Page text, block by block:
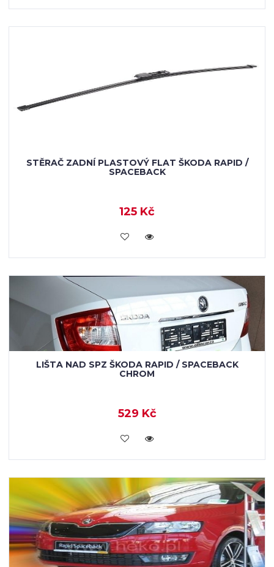
STĚRAČ ZADNÍ PLASTOVÝ FLAT ŠKODA RAPID /
SPACEBACK
125 Kč
KOUPIT
LIŠTA NAD SPZ ŠKODA RAPID / SPACEBACK
CHROM
529 Kč
KOUPIT